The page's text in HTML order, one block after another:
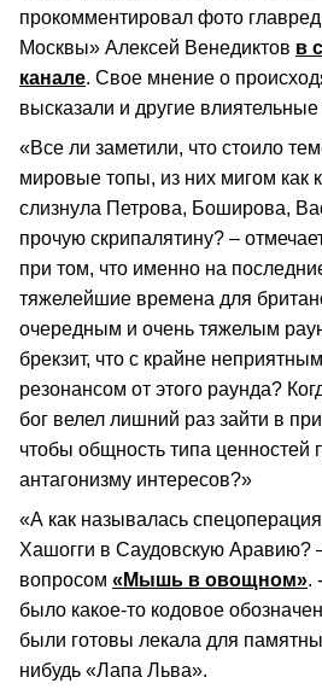
прокомментировал фото
Москвы» Алексей Венедиктов в
канале. Свое мнение о
высказали и другие
«Все ли заметили, что стоило
мировые топы, из них мигом как
слизнула Петрова, Боширова,
прочую скрипалятину? –
при том, что именно на
тяжелейшие времена для
очередным и очень тяжелым
брекзит, что с крайне
резонансом от этого раунда?
бог велел лишний раз зайти в
чтобы общность типа ценностей
антагонизму интересов?»
«А как называлась
Хашогги в Саудовскую Аравию?
вопросом «Мышь в овощном».
было какое-то кодовое
были готовы лекала для
нибудь «Лапа Льва».